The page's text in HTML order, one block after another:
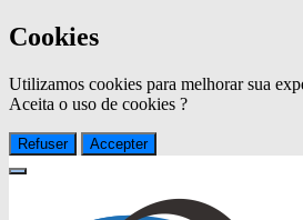
Cookies
Utilizamos cookies para melhorar sua
Aceita o uso de cookies ?
Refuser Accepter